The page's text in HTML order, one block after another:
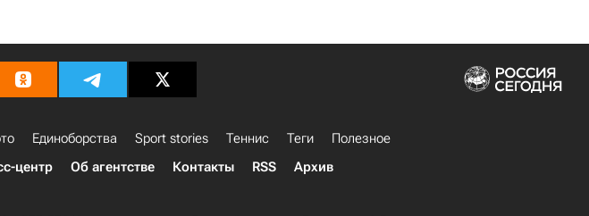
Единоборства Sport stories Теннис Теги
Полезное
центр Об агентстве Контакты RSS Архив